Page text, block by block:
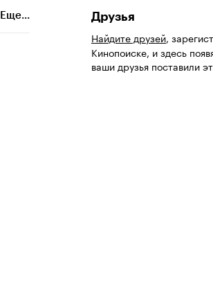
Еще...
Друзья
Найдите друзей,
Кинопоиске, и здесь
ваши друзья поставили